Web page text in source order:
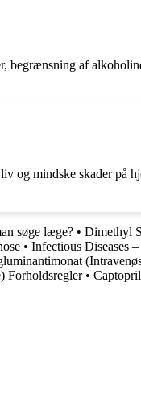
begrænsning af
og mindske skader på
søge læge? • Dimethyl
• Infectious Diseases
Forholdsregler•